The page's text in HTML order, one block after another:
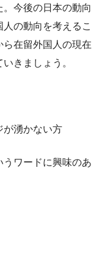
今後の日本の動向
の動向を考えるこ
在留外国人の現在
きましょう。
が湧かない方
うワードに興味のあ